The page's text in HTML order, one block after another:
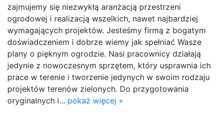
zajmujemy się niezwykłą aranżacją przestrzeni
ogrodowej i realizacją wszelkich, nawet najbardziej
wymagających projektów. Jesteśmy firmą z bogatym
doświadczeniem i dobrze wiemy jak spełniać Wasze
plany o pięknym ogrodzie. Nasi pracownicy działają
jedynie z nowoczesnym sprzętem, który usprawnia ich
prace w terenie i tworzenie jedynych w swoim rodzaju
projektów terenów zielonych. Do przygotowania
oryginalnych i... pokaż więcej »